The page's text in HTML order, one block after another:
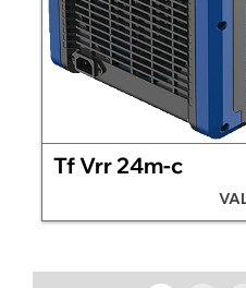
Tf Vrr 24m-c